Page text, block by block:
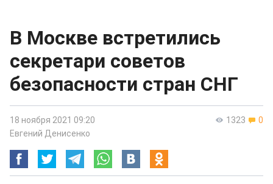
В Москве встретились
секретари советов
безопасности стран СНГ
1323 0
18 ноября 2021 09:20
Евгений Денисенко